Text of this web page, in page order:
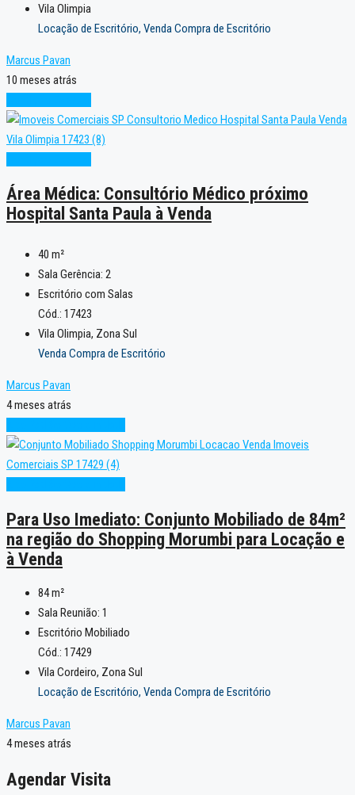
Vila Olimpia
Locação de Escritório, Venda Compra de Escritório
Marcus Pavan
10 meses atrás
Área Médica: Consultório Médico próximo
Hospital Santa Paula à Venda
40 m²
Sala Gerência: 2
Escritório com Salas
Cód.: 17423
Vila Olimpia, Zona Sul
Venda Compra de Escritório
Marcus Pavan
4 meses atrás
Para Uso Imediato: Conjunto Mobiliado de 84m²
na região do Shopping Morumbi para Locação e
à Venda
84m²
Sala Reunião: 1
Escritório Mobiliado
Cód.: 17429
Vila Cordeiro, Zona Sul
Locação de Escritório, Venda Compra de Escritório
Marcus Pavan
4 meses atrás
Agendar Visita